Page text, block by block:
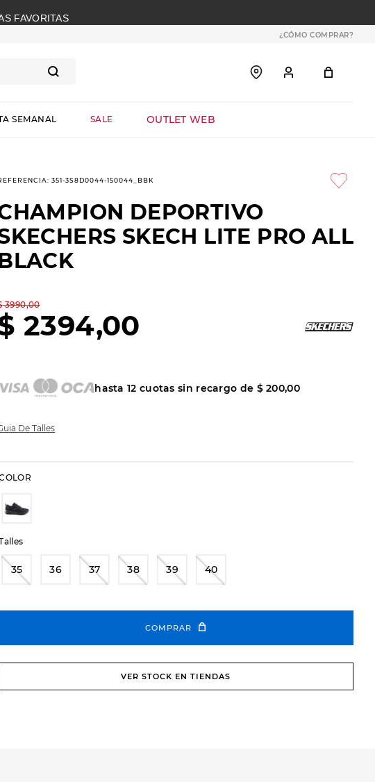
FAVORITAS
¿CÓMO COMPRAR?
SEMANAL SALE OUTLET WEB
:351-3S8D0044-150044_BBK
DEPORTIVO
SKECH LITE PRO ALL
3990,00
2394,00
hasta12 cuotas sin recargo de $ 200,00
De Talles
35 36 37 38 39 40
COMPRAR
VER STOCK EN TIENDAS